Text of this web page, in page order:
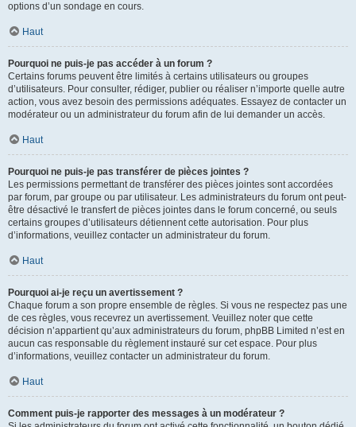
options d’un sondage en cours.
Haut
Pourquoi ne puis-je pas accéder à un forum ?
Certains forums peuvent être limités à certains utilisateurs ou groupes
d’utilisateurs. Pour consulter, rédiger, publier ou réaliser n’importe quelle autre
action, vous avez besoin des permissions adéquates. Essayez de contacter un
modérateur ou un administrateur du forum afin de lui demander un accès.
Haut
Pourquoi ne puis-je pas transférer de pièces jointes ?
Les permissions permettant de transférer des pièces jointes sont accordées
par forum, par groupe ou par utilisateur. Les administrateurs du forum ont peut-
être désactivé le transfert de pièces jointes dans le forum concerné, ou seuls
certains groupes d’utilisateurs détiennent cette autorisation. Pour plus
d’informations, veuillez contacter un administrateur du forum.
Haut
Pourquoi ai-je reçu un avertissement ?
Chaque forum a son propre ensemble de règles. Si vous ne respectez pas une
de ces règles, vous recevrez un avertissement. Veuillez noter que cette
décision n’appartient qu’aux administrateurs du forum, phpBB Limited n’est en
aucun cas responsable du règlement instauré sur cet espace. Pour plus
d’informations, veuillez contacter un administrateur du forum.
Haut
Comment puis-je rapporter des messages à un modérateur ?